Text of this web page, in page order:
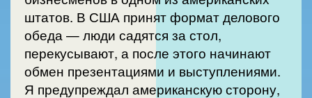
штатов. В США принят формат делового
обеда — люди садятся за стол,
перекусывают, а после этого начинают
обмен презентациями и выступлениями.
Я предупреждал американскую сторону,